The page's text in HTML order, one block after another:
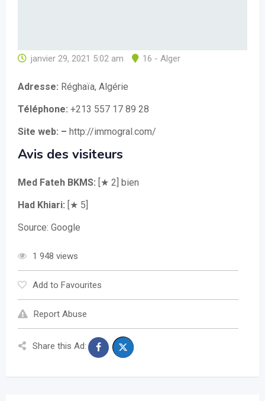
janvier 29, 2021 5:02 am 16 - Alger
Adresse: Réghaïa, Algérie
Téléphone: +213 557 17 89 28
Site web: – http://immogral.com/
Avis des visiteurs
Med Fateh BKMS: [★ 2] bien
Had Khiari: [★ 5]
Source: Google
1 948 views
Add to Favourites
Report Abuse
Share this Ad: